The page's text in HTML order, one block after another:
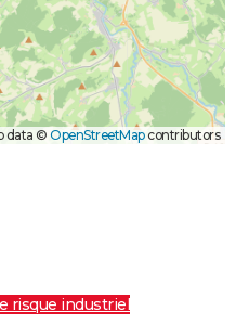
data ©OpenStreetMapcontributors
risque industriel